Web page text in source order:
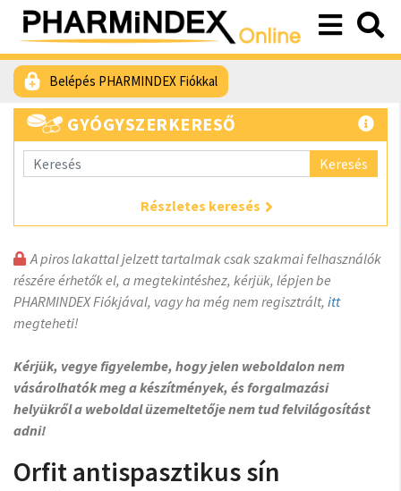
Belépés PHARMINDEX Fiókkal
GYÓGYSZERKERESŐ
Keresés
Részletes keresés
A piros lakattal jelzett tartalmak csak szakmai felhasználók
részére érhetők el, a megtekintéshez, kérjük, lépjen be
PHARMINDEX Fiókjával, vagy ha még nem regisztrált, itt
megteheti!
Kérjük, vegye figyelembe, hogy jelen weboldalon nem
vásárolhatók meg a készítmények, és forgalmazási
helyükről a weboldal üzemeltetője nem tud felvilágosítást
adni!
Orfit antispasztikus sín